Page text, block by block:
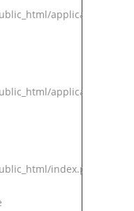
application/
application/
index.php